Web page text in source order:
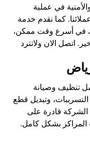
في عملية
كما نقدم خدمة
في أسرع وقت ممكن،
اتصل الان ولاتترد
تنظيف وصيانة
وتبديل قطع
الشركة قادرة على
المراكز بشكل كامل.